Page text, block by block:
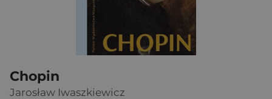
Chopin
Jarosław Iwaszkiewicz